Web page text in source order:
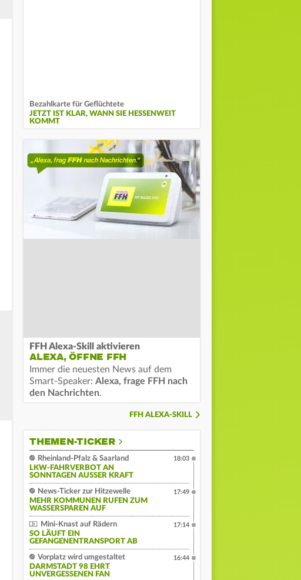
Bezahlkarte für Geflüchtete
JETZT IST KLAR, WANN SIE HESSENWEIT
KOMMT
FFH Alexa-Skill aktivieren
ALEXA, ÖFFNE FFH
Immer die neuesten News auf dem
Smart-Speaker: Alexa, frage FFH nach
den Nachrichten.
FFH ALEXA-SKILL
THEMEN-TICKER
Rheinland-Pfalz & Saarland
LKW-FAHRVERBOT AN
SONNTAGEN AUSSER KRAFT
18:03
News-Ticker zur Hitzewelle
MEHR KOMMUNEN RUFEN ZUM
WASSERSPAREN AUF
17:49
Mini-Knast auf Rädern
SO LÄUFT EIN
GEFANGENENTRANSPORT AB
17:14
Vorplatz wird umgestaltet
DARMSTADT 98 EHRT
UNVERGESSENEN FAN
16:44